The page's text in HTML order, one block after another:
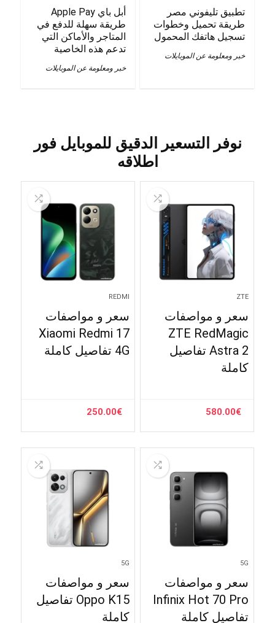
تطبيق تليفوني مصر
طريقة تحميل وخطوات
تسجيل هاتفك المحمول
خبر ومعلومة عن الموبايلات
أبل باي Apple Pay
طريقة سهلة للدفع في
المتاجر والأماكن التي
تدعم هذه الخاصية
خبر ومعلومة عن الموبايلات
نوفر التسعير الدقيق للموبايل فور
اطلاقه
ZTE
سعر و مواصفات
ZTE RedMagic
Astra 2 تفاصيل
كاملة
€
580.00
REDMI
سعر و مواصفات
Xiaomi Redmi 17
4G تفاصيل كاملة
€
250.00
5G
سعر و مواصفات
Infinix Hot 70 Pro
تفاصيل كاملة
5G
سعر و مواصفات
Oppo K15 تفاصيل
كاملة